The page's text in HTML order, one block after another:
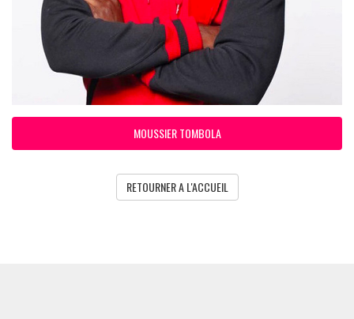
MOUSSIER TOMBOLA
RETOURNER A L'ACCUEIL